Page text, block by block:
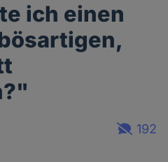
ich einen
192